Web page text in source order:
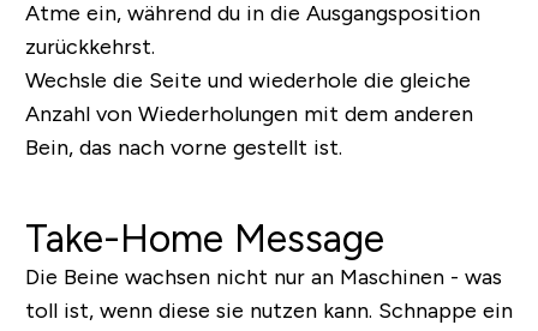
Atme ein, während du in die Ausgangsposition
zurückkehrst.
Wechsle die Seite und wiederhole die gleiche
Anzahl von Wiederholungen mit dem anderen
Bein, das nach vorne gestellt ist.
Take-Home Message
Die Beine wachsen nicht nur an Maschinen - was
toll ist, wenn diese sie nutzen kann. Schnappe ein